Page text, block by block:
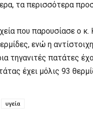
τα περισσότερα
που παρουσίασε ο
ενώ η
τηγανιτές πατάτες
έχει μόλις 93
υγεία